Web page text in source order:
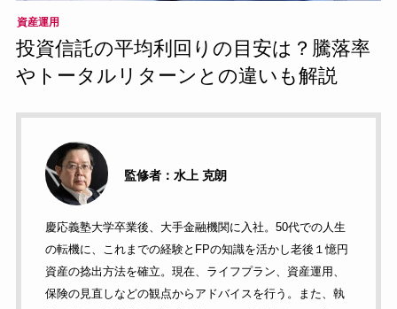
資産運用
投資信託の平均利回りの目安は？騰落率
やトータルリターンとの違いも解説
監修者：水上 克朗
慶応義塾大学卒業後、大手金融機関に入社。50代での人生
の転機に、これまでの経験とFPの知識を活かし老後１憶円
資産の捻出方法を確立。現在、ライフプラン、資産運用、
保険の見直しなどの観点からアドバイスを行う。また、執